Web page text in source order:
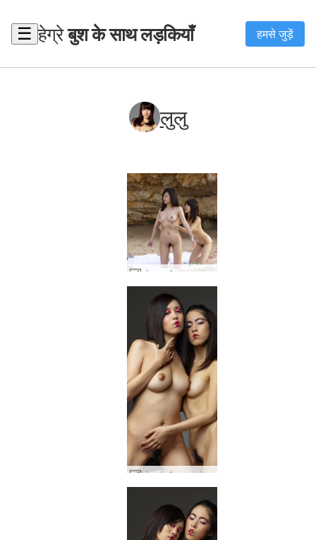
☰ हेग्रेबुश के साथ लड़कियाँ हमसे जुड़ें
लुलु
कोनाटा और लुलु सन ऑयल #10
कोनाटा और लुलु क्योटो गीकोस #35